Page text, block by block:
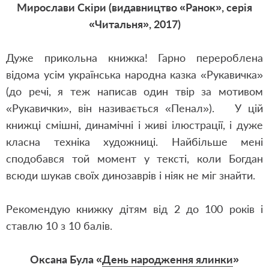
Мирослави Скіри (видавництво «Ранок», серія
«Читальня», 2017)
Дуже прикольна книжка! Гарно перероблена
відома усім українська народна казка «Рукавичка»
(до речі, я теж написав один твір за мотивом
«Рукавички», він називається «Пенал»).
У цій
книжці смішні, динамічні і живі ілюстрації, і дуже
класна техніка художниці. Найбільше мені
сподобався той момент у тексті, коли Богдан
всюди шукав своїх динозаврів і ніяк не міг знайти.
Рекомендую книжку дітям від 2 до 100 років і
ставлю 10 з 10 балів.
Оксана Була «День народження ялинки»